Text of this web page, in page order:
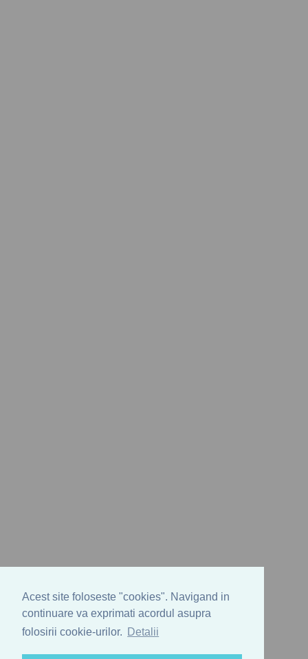
Acest site foloseste "cookies". Navigand in
continuare va exprimati acordul asupra
folosirii cookie-urilor.
Detalii